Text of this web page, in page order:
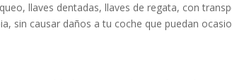
llaves dentadas, llaves de regata, con
sin causar daños a tu coche que puedan